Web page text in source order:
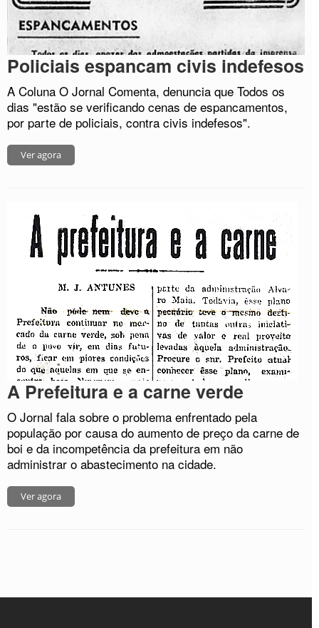
Policiais espancam civis indefesos
A Coluna O Jornal Comenta, denuncia que Todos os
dias "estão se verificando cenas de espancamentos,
por parte de policiais, contra civis indefesos".
Ver agora
A Prefeitura e a carne verde
O Jornal fala sobre o problema enfrentado pela
população por causa do aumento de preço da carne de
boi e da incompetência da prefeitura em não
administrar o abastecimento na cidade.
Ver agora